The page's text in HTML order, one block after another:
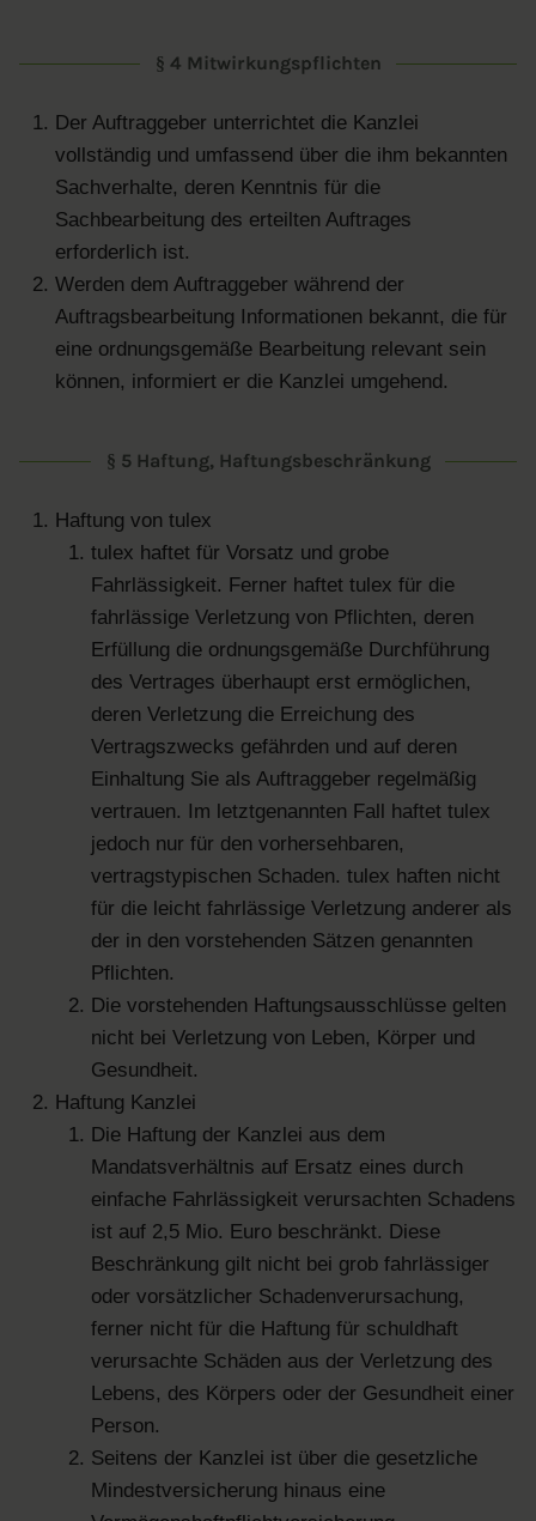
§ 4 Mitwirkungspflichten
Der Auftraggeber unterrichtet die Kanzlei
vollständig und umfassend über die ihm bekannten
Sachverhalte, deren Kenntnis für die
Sachbearbeitung des erteilten Auftrages
erforderlich ist.
Werden dem Auftraggeber während der
Auftragsbearbeitung Informationen bekannt, die für
eine ordnungsgemäße Bearbeitung relevant sein
können, informiert er die Kanzlei umgehend.
§ 5 Haftung, Haftungsbeschränkung
Haftung von tulex
tulex haftet für Vorsatz und grobe
Fahrlässigkeit. Ferner haftet tulex für die
fahrlässige Verletzung von Pflichten, deren
Erfüllung die ordnungsgemäße Durchführung
des Vertrages überhaupt erst ermöglichen,
deren Verletzung die Erreichung des
Vertragszwecks gefährden und auf deren
Einhaltung Sie als Auftraggeber regelmäßig
vertrauen. Im letztgenannten Fall haftet tulex
jedoch nur für den vorhersehbaren,
vertragstypischen Schaden. tulex haften nicht
für die leicht fahrlässige Verletzung anderer als
der in den vorstehenden Sätzen genannten
Pflichten.
Die vorstehenden Haftungsausschlüsse gelten
nicht bei Verletzung von Leben, Körper und
Gesundheit.
Haftung Kanzlei
Die Haftung der Kanzlei aus dem
Mandatsverhältnis auf Ersatz eines durch
einfache Fahrlässigkeit verursachten Schadens
ist auf 2,5 Mio. Euro beschränkt. Diese
Beschränkung gilt nicht bei grob fahrlässiger
oder vorsätzlicher Schadenverursachung,
ferner nicht für die Haftung für schuldhaft
verursachte Schäden aus der Verletzung des
Lebens, des Körpers oder der Gesundheit einer
Person.
Seitens der Kanzlei ist über die gesetzliche
Mindestversicherung hinaus eine